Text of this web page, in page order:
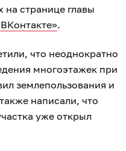
на странице главы
.
что неоднократно
многоэтажек при
землепользования и
написали, что
уже открыл